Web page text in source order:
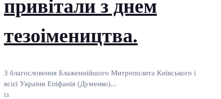
привітали з днем
тезоімеництва.
З благословення Блаженнійшого Митрополита Київського і
всієї України Епіфанія (Думенко)...
із